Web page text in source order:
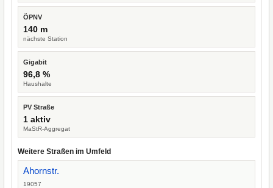
ÖPNV
140 m
nächste Station
Gigabit
96,8 %
Haushalte
PV Straße
1 aktiv
MaStR-Aggregat
Weitere Straßen im Umfeld
Ahornstr.
19057